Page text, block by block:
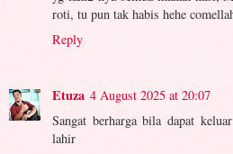
roti, tu pun tak habis hehe
Reply
Etuza 4 August 2025 at 20:07
Sangat berharga bila dapat
lahir